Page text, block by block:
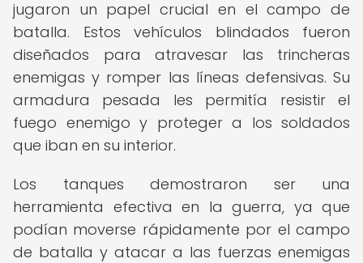
jugaron un papel crucial en el campo de
batalla. Estos vehículos blindados fueron
diseñados para atravesar las trincheras
enemigas y romper las líneas defensivas. Su
armadura pesada les permitía resistir el
fuego enemigo y proteger a los soldados
que iban en su interior.
Los tanques demostraron ser una
herramienta efectiva en la guerra, ya que
podían moverse rápidamente por el campo
de batalla y atacar a las fuerzas enemigas